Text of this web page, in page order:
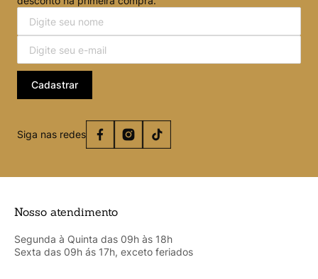
Cadastrar
Siga nas redes
Nosso atendimento
Segunda à Quinta das 09h às 18h
Sexta das 09h ás 17h, exceto feriados